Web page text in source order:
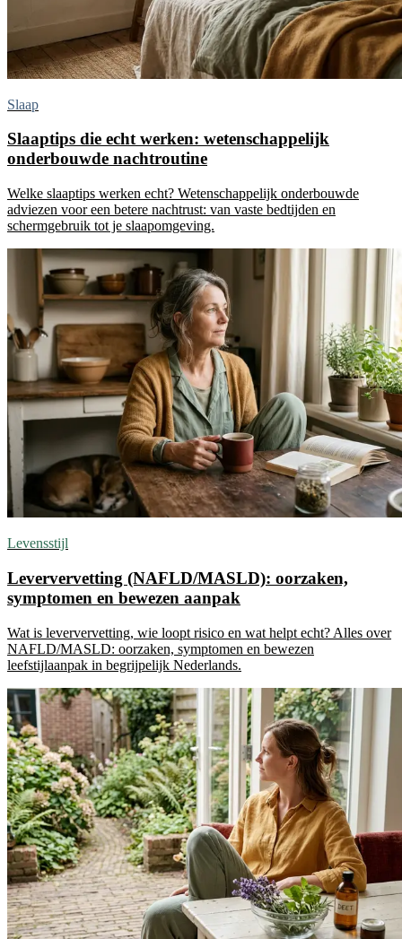
Slaap
Slaaptips die echt werken: wetenschappelijk
onderbouwde nachtroutine
Welke slaaptips werken echt? Wetenschappelijk onderbouwde
adviezen voor een betere nachtrust: van vaste bedtijden en
schermgebruik tot je slaapomgeving.
Levensstijl
Leververvetting (NAFLD/MASLD): oorzaken,
symptomen en bewezen aanpak
Wat is leververvetting, wie loopt risico en wat helpt echt? Alles over
NAFLD/MASLD: oorzaken, symptomen en bewezen
leefstijlaanpak in begrijpelijk Nederlands.